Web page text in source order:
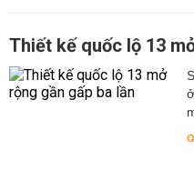
Thiết kế quốc lộ 13